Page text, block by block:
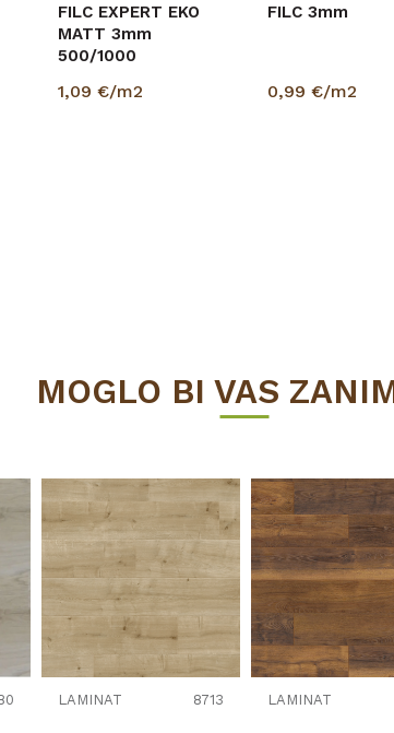
FILC EXPERT EKO
MATT 3mm
500/1000
1,09 €/m2
FILC 3mm
0,99 €/m2
MOGLO BI VAS
LAMINAT 8713 LAMINAT